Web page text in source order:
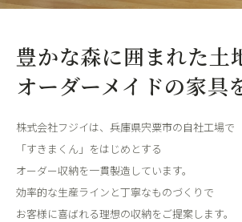
豊かな森に囲まれた土
オーダーメイドの家具
株式会社フジイは、兵庫県宍粟市の自社工場で
「すきまくん」をはじめとする
オーダー収納を一貫製造しています。
効率的な生産ラインと丁寧なものづくりで
お客様に喜ばれる理想の収納をご提案します。